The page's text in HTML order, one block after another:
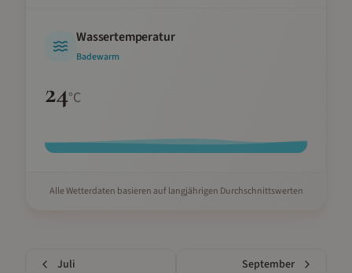
Wassertemperatur
Badewarm
24°C
Alle Wetterdaten basieren auf langjährigen Durchschnittswerten
Juli September